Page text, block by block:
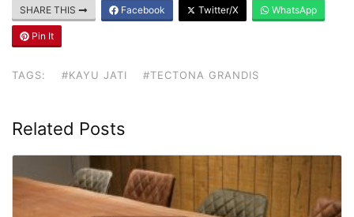
SHARE THIS Facebook Twitter/X WhatsApp
Pin It
TAGS: #KAYU JATI #TECTONA GRANDIS
Related Posts